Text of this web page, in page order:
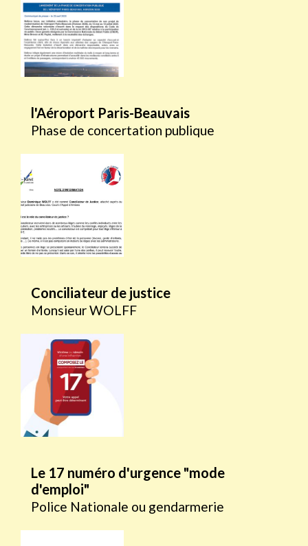
l'Aéroport Paris-Beauvais
Phase de concertation publique
Conciliateur de justice
Monsieur WOLFF
Le 17 numéro d'urgence "mode
d'emploi"
Police Nationale ou gendarmerie